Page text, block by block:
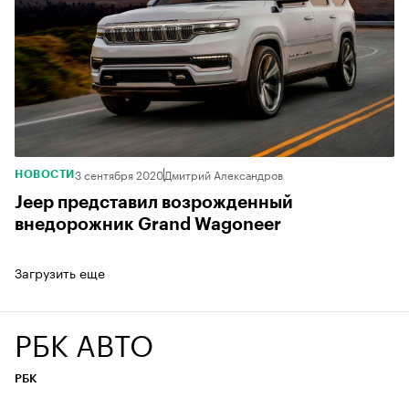
НОВОСТИ 3 сентября 2020Дмитрий Александров
Jeep представил возрожденный
внедорожник Grand Wagoneer
Загрузить еще
РБК АВТО
РБК